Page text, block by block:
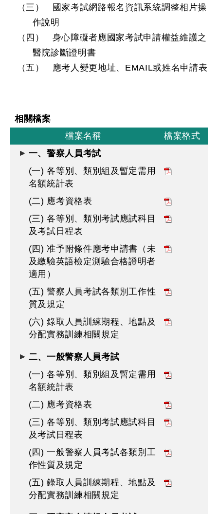
（三）
國家考試網路報名資訊系統調整相片操
作說明
（四）
身心障礙者應國家考試申請權益維護之
醫院診斷證明書
（五）
應考人變更地址、 EMAIL或姓名申請表
相關檔案
檔案名稱
檔案格式
一、警察人員考試
(一) 各等別、類別組及暫定需用
名額統計表
(二) 應考資格表
(三) 各等別、類別考試應試科目
及考試日程表
(四) 准予附條件應考申請書（未
及繳驗英語檢定測驗合格證明者
適用）
(五) 警察人員考試各類別工作性
質及規定
(六) 錄取人員訓練期程、地點及
分配實務訓練相關規定
二、一般警察人員考試
(一) 各等別、類別組及暫定需用
名額統計表
(二) 應考資格表
(三) 各等別、類別考試應試科目
及考試日程表
(四) 一般警察人員考試各類別工
作性質及規定
(五) 錄取人員訓練期程、地點及
分配實務訓練相關規定